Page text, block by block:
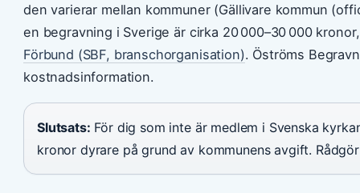
den varierar mellan kommuner (Gällivare kommun
en begravning i Sverige är cirka 20 000–30 000
Förbund (SBF, branschorganisation). Öströms
kostnadsinformation.
Slutsats: För dig som inte är medlem i Svenska
kronor dyrare på grund av kommunens avgift.